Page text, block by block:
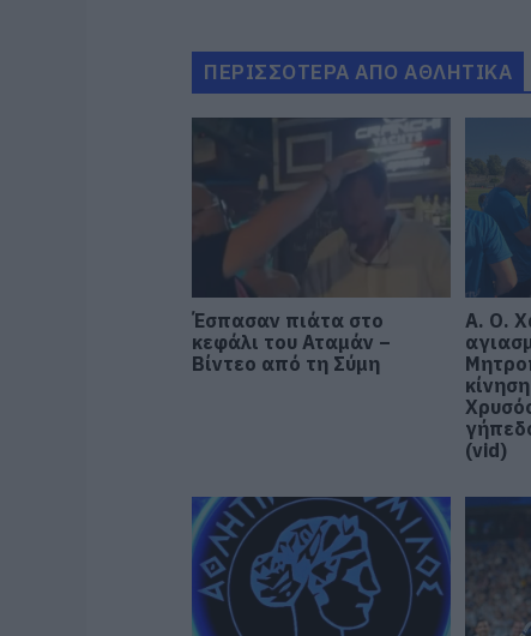
ΠΕΡΙΣΣΟΤΕΡΑ ΑΠΟ ΑΘΛΗΤΙΚΑ
Έσπασαν πιάτα στο
κεφάλι του Αταμάν –
Βίντεο από τη Σύμη
Α. Ο.
(vid)